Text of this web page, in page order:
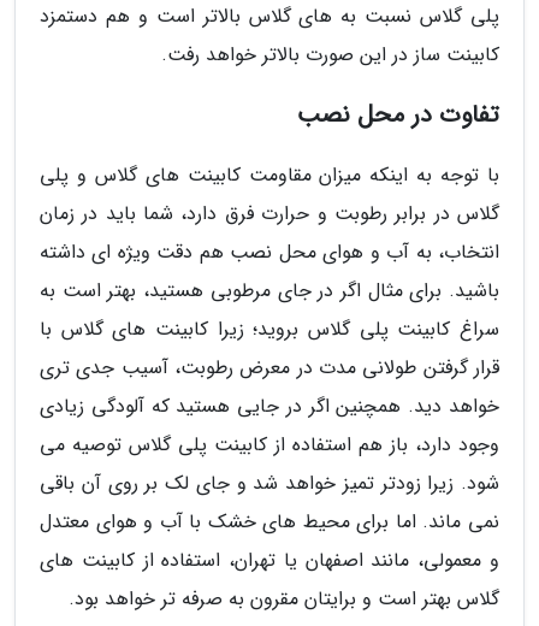
پلی گلاس نسبت به های گلاس بالاتر است و هم دستمزد
کابینت ساز در این صورت بالاتر خواهد رفت.
تفاوت در محل نصب
با توجه به اینکه میزان مقاومت کابینت های گلاس و پلی
گلاس در برابر رطوبت و حرارت فرق دارد، شما باید در زمان
انتخاب، به آب و هوای محل نصب هم دقت ویژه ای داشته
باشید. برای مثال اگر در جای مرطوبی هستید، بهتر است به
سراغ کابینت پلی گلاس بروید؛ زیرا کابینت های گلاس با
قرار گرفتن طولانی مدت در معرض رطوبت، آسیب جدی تری
خواهد دید. همچنین اگر در جایی هستید که آلودگی زیادی
وجود دارد، باز هم استفاده از کابینت پلی گلاس توصیه می
شود. زیرا زودتر تمیز خواهد شد و جای لک بر روی آن باقی
نمی ماند. اما برای محیط های خشک با آب و هوای معتدل
و معمولی، مانند اصفهان یا تهران، استفاده از کابینت های
گلاس بهتر است و برایتان مقرون به صرفه تر خواهد بود.